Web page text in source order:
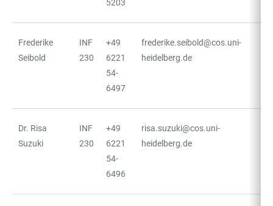
5203
Frederike
Seibold
INF
230
+49
6221
54-
6497
frederike.seibold@cos.uni-
heidelberg.de
Dr. Risa
Suzuki
INF
230
+49
6221
54-
6496
risa.suzuki@cos.uni-
heidelberg.de